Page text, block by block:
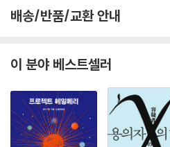
이야기를 소설 속에서 이렇게 표현한다.
몸담아왔어요. 왜? 바로 자신에게 필요
죠. 우리 세대는 세계대전이나 대공황
에게는 영혼의 대전이 있어요. 문화에
은 바로 우리 삶이에요. 영적인 대공황
끼게 해줘야 해요. 용기를 북돋워줘야 해
언하고 나서는 모습을. 세상의 부가 재
배송/반품/교환 안내
이 분야 베스트셀러